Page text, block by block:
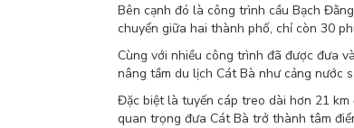
Bên cạnh đó là công trình cầu Bạch
chuyển giữa hai thành phố, chỉ còn 30
Cùng với nhiều công trình đã được đưa
nâng tầm du lịch Cát Bà như cảng nước
Đặc biệt là tuyến cáp treo dài hơn 21
quan trọng đưa Cát Bà trở thành tâm